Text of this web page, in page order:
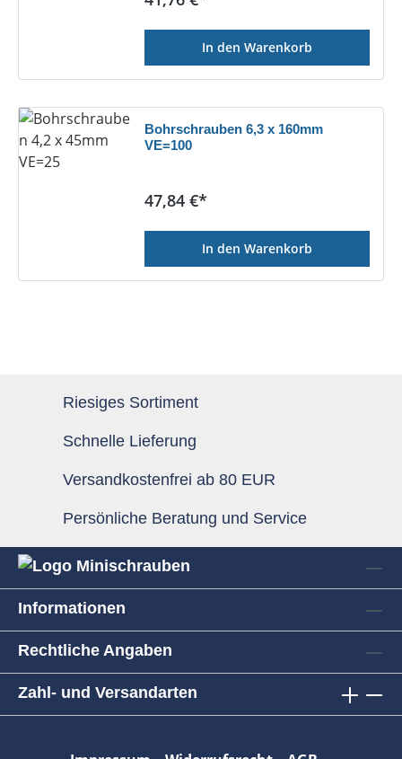
In den Warenkorb
Bohrschrauben 6,3 x 160mm
VE=100
Regulärer Preis:
47,84 €*
In den Warenkorb
Riesiges Sortiment
Schnelle Lieferung
Versandkostenfrei ab 80 EUR
Persönliche Beratung und Service
Informationen
Rechtliche Angaben
Zahl- und Versandarten